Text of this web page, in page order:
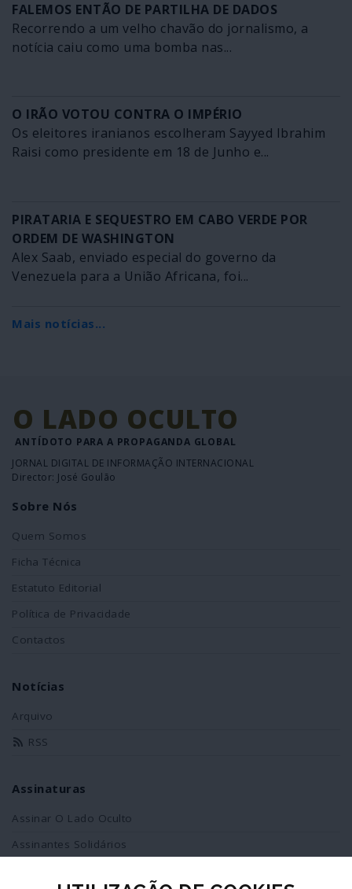
FALEMOS ENTÃO DE PARTILHA DE DADOS
Recorrendo a um velho chavão do jornalismo, a
notícia caiu como uma bomba nas...
O IRÃO VOTOU CONTRA O IMPÉRIO
Os eleitores iranianos escolheram Sayyed Ibrahim
Raisi como presidente em 18 de Junho e...
PIRATARIA E SEQUESTRO EM CABO VERDE POR
ORDEM DE WASHINGTON
Alex Saab, enviado especial do governo da
Venezuela para a União Africana, foi...
Mais notícias...
O LADO OCULTO
ANTÍDOTO PARA A PROPAGANDA GLOBAL
JORNAL DIGITAL DE INFORMAÇÃO INTERNACIONAL
Director: José Goulão
Sobre Nós
Quem Somos
Ficha Técnica
Estatuto Editorial
Política de Privacidade
Contactos
Notícias
Arquivo
RSS
Assinaturas
Assinar O Lado Oculto
Assinantes Solidários